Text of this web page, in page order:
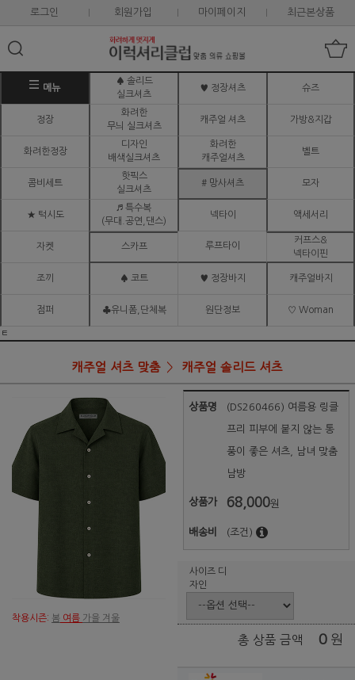
로그인 회원가입 마이페이지 최근본상품
메뉴
♠ 솔리드
실크셔츠
♥ 정장셔츠 슈즈
정장
화려한
무늬 실크셔츠
캐주얼 셔츠 가방&지갑
화려한정장
디자인
배색실크셔츠
화려한
캐주얼셔츠
벨트
콤비세트
핫픽스
실크셔츠
# 망사셔츠 모자
★ 턱시도
♬ 특수복
(무대.공연,댄스)
넥타이 액세서리
자켓 스카프 루프타이
커프스&
넥타이핀
조끼 ♠ 코트 ♥ 정장바지 캐주얼바지
점퍼 ♣유니폼,단체복 원단정보 ♡ Woman
ㅌ
캐주얼 셔츠 맞춤 캐주얼 솔리드 셔츠
착용시즌: 봄 여름 가을 겨울
상품명 (DS260466) 여름용 링클
프리 피부에 붙지 않는 통
풍이 좋은 셔츠, 남녀 맞춤
남방
상품가 68,000원
배송비 (조건)
사이즈 디
자인
총 상품 금액 0 원